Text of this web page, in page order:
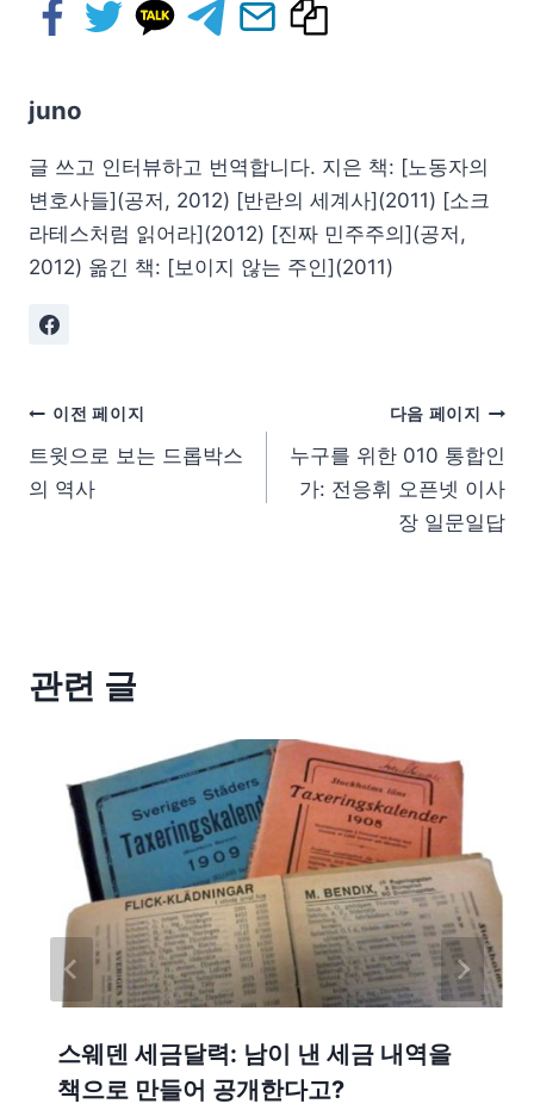
juno
글 쓰고 인터뷰하고 번역합니다. 지은 책: [노동자의
변호사들](공저, 2012) [반란의 세계사](2011) [소크
라테스처럼 읽어라](2012) [진짜 민주주의](공저,
2012) 옮긴 책: [보이지 않는 주인](2011)
이전 페이지
트윗으로 보는 드롭박스
의 역사
다음 페이지
누구를 위한 010 통합인
가: 전응휘 오픈넷 이사
장 일문일답
관련 글
스웨덴 세금달력: 남이 낸 세금 내역을
책으로 만들어 공개한다고?